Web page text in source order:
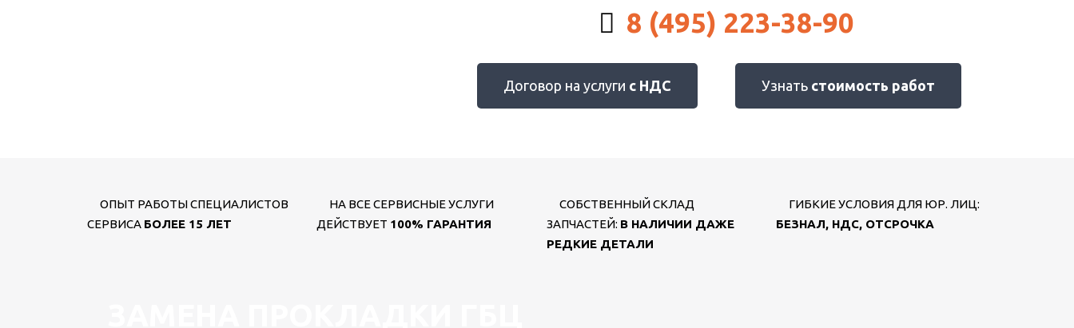
8 (495) 223-38-90
Договор на услуги с НДС Узнать стоимость работ
ОПЫТ РАБОТЫ СПЕЦИАЛИСТОВ
СЕРВИСА БОЛЕЕ 15 ЛЕТ
НА ВСЕ СЕРВИСНЫЕ УСЛУГИ
ДЕЙСТВУЕТ 100% ГАРАНТИЯ
СОБСТВЕННЫЙ СКЛАД
ЗАПЧАСТЕЙ: В НАЛИЧИИ ДАЖЕ
РЕДКИЕ ДЕТАЛИ
ГИБКИЕ УСЛОВИЯ ДЛЯ ЮР. ЛИЦ:
БЕЗНАЛ, НДС, ОТСРОЧКА